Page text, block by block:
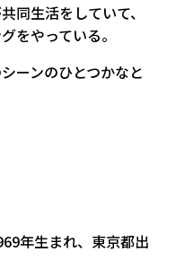
同生活をしていて、
をやっている。
ーンのひとつかなと
年生まれ、東京都出